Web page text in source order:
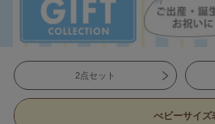
2点セット
べビーサイズ